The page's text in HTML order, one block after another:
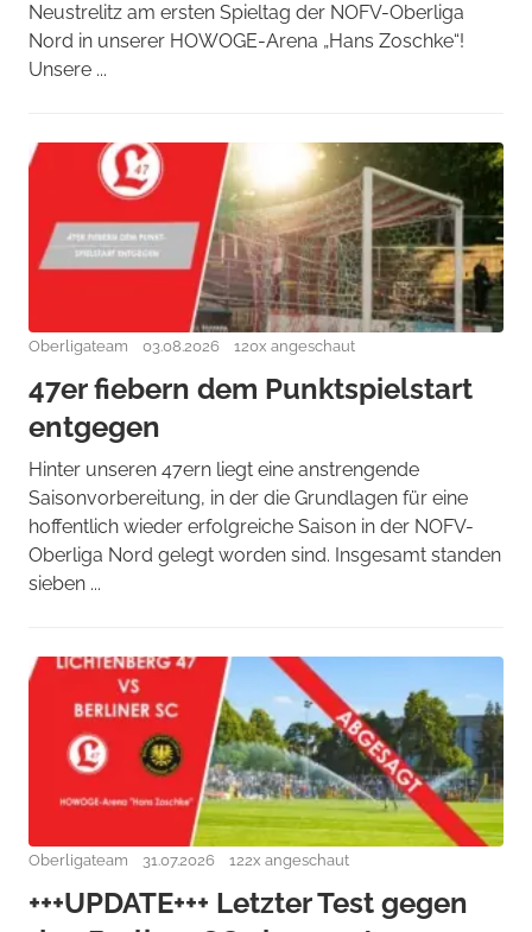
Neustrelitz am ersten Spieltag der NOFV-Oberliga
Nord in unserer HOWOGE-Arena „Hans Zoschke“!
Unsere ...
Oberligateam 03.08.2026 120x angeschaut
47er fiebern dem Punktspielstart
entgegen
Hinter unseren 47ern liegt eine anstrengende
Saisonvorbereitung, in der die Grundlagen für eine
hoffentlich wieder erfolgreiche Saison in der NOFV-
Oberliga Nord gelegt worden sind. Insgesamt standen
sieben ...
Oberligateam 31.07.2026 122x angeschaut
+++UPDATE+++ Letzter Test gegen